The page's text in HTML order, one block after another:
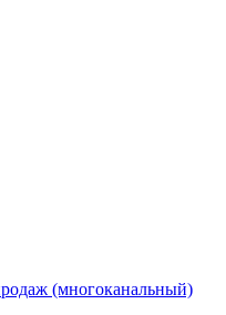
(многоканальный)